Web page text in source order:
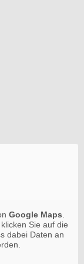
Google Maps
Sie auf die
dabei Daten an